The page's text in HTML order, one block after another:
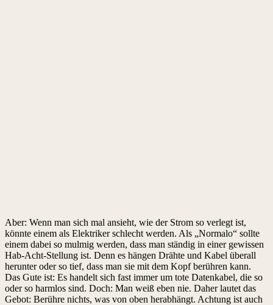
Aber: Wenn man sich mal ansieht, wie der Strom so verlegt ist,
könnte einem als Elektriker schlecht werden. Als „Normalo“ sollte
einem dabei so mulmig werden, dass man ständig in einer gewissen
Hab-Acht-Stellung ist. Denn es hängen Drähte und Kabel überall
herunter oder so tief, dass man sie mit dem Kopf berühren kann.
Das Gute ist: Es handelt sich fast immer um tote Datenkabel, die so
oder so harmlos sind. Doch: Man weiß eben nie. Daher lautet das
Gebot: Berühre nichts, was von oben herabhängt. Achtung ist auch